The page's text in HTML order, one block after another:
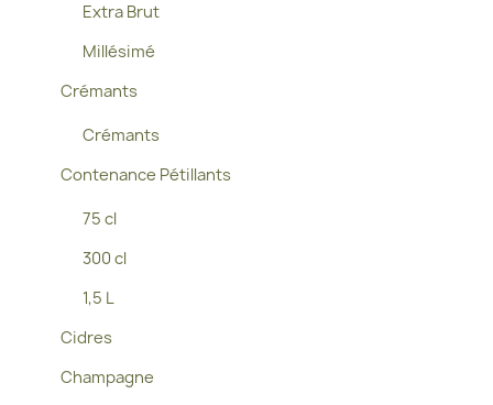
Extra Brut
Millésimé
Crémants
Crémants
Contenance Pétillants
75 cl
300 cl
1,5 L
Cidres
Champagne